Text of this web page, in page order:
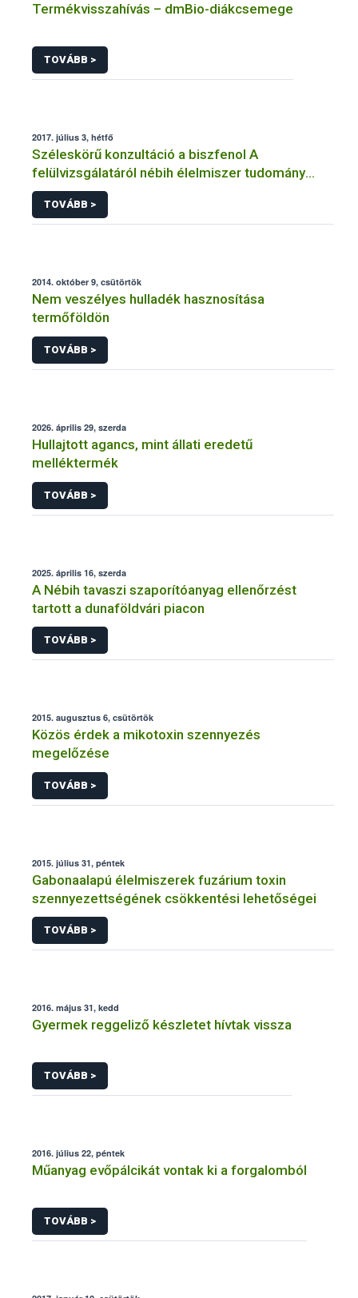
Termékvisszahívás – dmBio-diákcsemege
TOVÁBB >
2017. július 3, hétfő
Széleskörű konzultáció a biszfenol A
felülvizsgálatáról nébih élelmiszer tudomány
efsa bpa cef
TOVÁBB >
2014. október 9, csütörtök
Nem veszélyes hulladék hasznosítása
termőföldön
TOVÁBB >
2026. április 29, szerda
Hullajtott agancs, mint állati eredetű
melléktermék
TOVÁBB >
2025. április 16, szerda
A Nébih tavaszi szaporítóanyag ellenőrzést
tartott a dunaföldvári piacon
TOVÁBB >
2015. augusztus 6, csütörtök
Közös érdek a mikotoxin szennyezés
megelőzése
TOVÁBB >
2015. július 31, péntek
Gabonaalapú élelmiszerek fuzárium toxin
szennyezettségének csökkentési lehetőségei
TOVÁBB >
2016. május 31, kedd
Gyermek reggeliző készletet hívtak vissza
TOVÁBB >
2016. július 22, péntek
Műanyag evőpálcikát vontak ki a forgalomból
TOVÁBB >